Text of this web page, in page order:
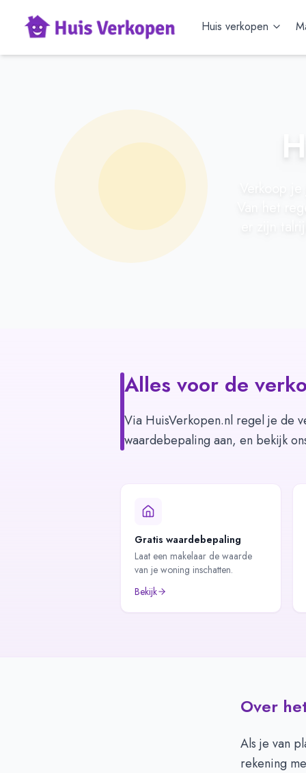
Huis verkopen
Alles voor de
Via HuisVerkopen.nl regel je de
waardebepaling aan, en bekijk
Gratis waardebepaling
Laat een makelaar de waarde
van je woning inschatten.
Bekijk
Over
Als je van
rekening